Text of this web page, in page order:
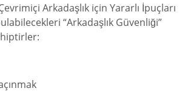
Arkadaşlık için Yararlı İpuçları
“Arkadaşlık Güvenliği”